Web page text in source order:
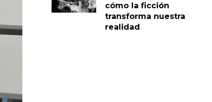
cómo la ficción
transforma nuestra
realidad